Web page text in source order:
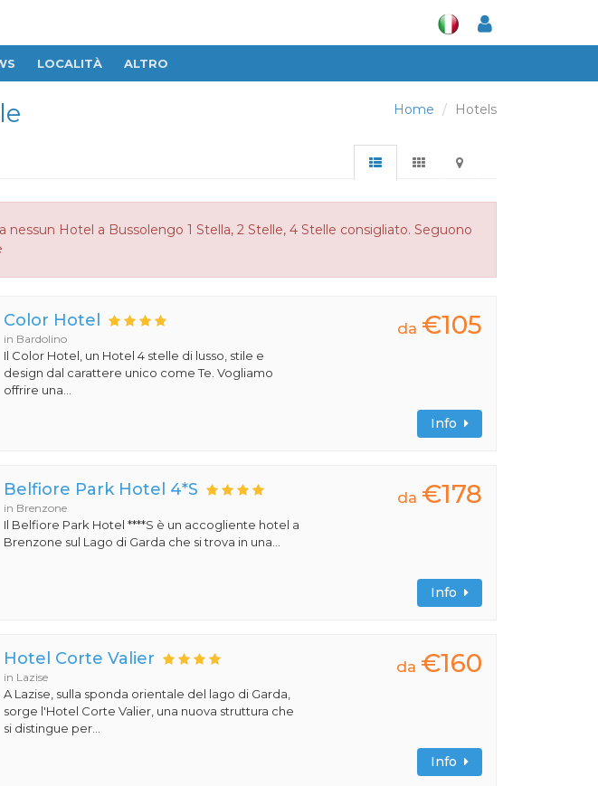
LOCALITÀ ALTRO
Home Hotels
nessun Hotel a Bussolengo 1 Stella, 2 Stelle, 4 Stelle consigliato. Seguono
Color Hotel
in Bardolino
Il Color Hotel, un Hotel 4 stelle di lusso, stile e
design dal carattere unico come Te. Vogliamo
offrire una...
da €105
Info
Belfiore Park Hotel 4*S
in Brenzone
Il Belfiore Park Hotel ****S è un accogliente hotel a
Brenzone sul Lago di Garda che si trova in una...
da €178
Info
Hotel Corte Valier
in Lazise
A Lazise, sulla sponda orientale del lago di Garda,
sorge l'Hotel Corte Valier, una nuova struttura che
si distingue per...
da €160
Info